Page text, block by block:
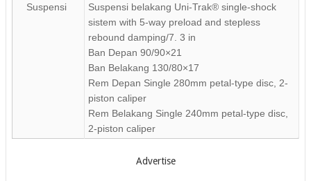
Suspensi
Suspensi belakang Uni-Trak® single-shock
sistem with 5-way preload and stepless
rebound damping/7. 3 in
Ban Depan 90/90×21
Ban Belakang 130/80×17
Rem Depan Single 280mm petal-type disc, 2-
piston caliper
Rem Belakang Single 240mm petal-type disc,
2-piston caliper
Advertise